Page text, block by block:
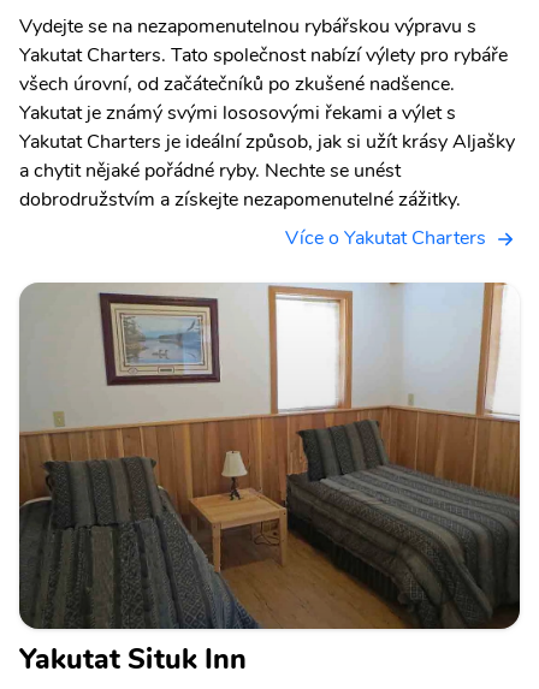
Vydejte se na nezapomenutelnou rybářskou výpravu s
Yakutat Charters. Tato společnost nabízí výlety pro rybáře
všech úrovní, od začátečníků po zkušené nadšence.
Yakutat je známý svými lososovými řekami a výlet s
Yakutat Charters je ideální způsob, jak si užít krásy Aljašky
a chytit nějaké pořádné ryby. Nechte se unést
dobrodružstvím a získejte nezapomenutelné zážitky.
Více o Yakutat Charters
Yakutat Situk Inn